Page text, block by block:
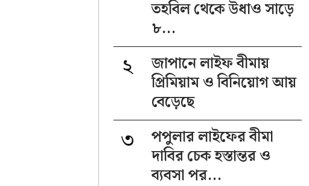
তহবিল থেকে উধাও সাড়ে
৮...
২
জাপানে লাইফ বীমায়
প্রিমিয়াম ও বিনিয়োগ আয়
বেড়েছে
৩
পপুলার লাইফের বীমা
দাবির চেক হস্তান্তর ও
ব্যবসা পর...